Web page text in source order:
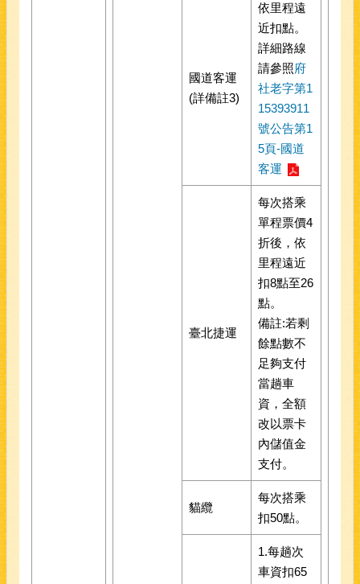
國道客運
(詳備註3)
依里程遠
近扣點。
詳細路線
請參照府
社老字第1
15393911
號公告第1
5頁-國道
客運
臺北捷運
每次搭乘
單程票價4
折後，依
里程遠近
扣8點至26
點。
備註:若剩
餘點數不
足夠支付
當趟車
資，全額
改以票卡
內儲值金
支付。
貓纜
每次搭乘
扣50點。
1.每趟次
車資扣65